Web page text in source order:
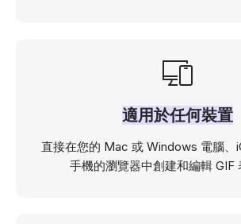
適用於任何裝置
直接在您的 Mac 或 Windows 電腦、
手機的瀏覽器中創建和編輯 GIF